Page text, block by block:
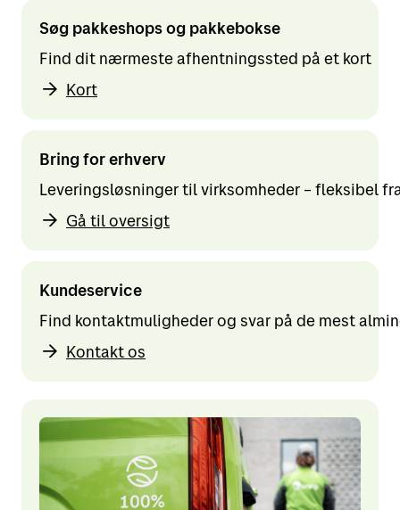
Søg pakkeshops og pakkebokse
Find dit nærmeste afhentningssted på et kort
Kort
Bring for erhverv
Leveringsløsninger til virksomheder – fleksibel
Gå til oversigt
Kundeservice
Find kontaktmuligheder og svar på de mest
Kontakt os